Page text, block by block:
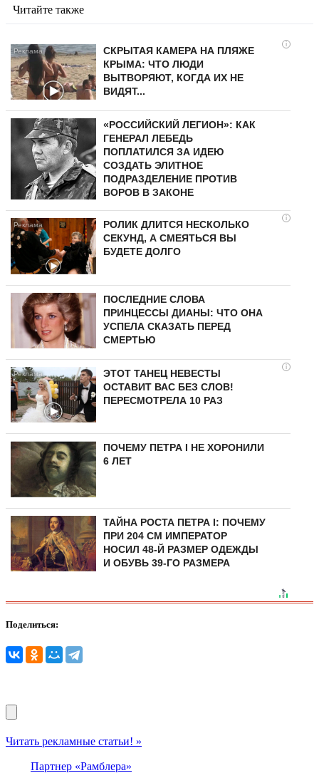
Читайте также
i
СКРЫТАЯ КАМЕРА НА ПЛЯЖЕ
КРЫМА: ЧТО ЛЮДИ
ВЫТВОРЯЮТ, КОГДА ИХ НЕ
ВИДЯТ...
«РОССИЙСКИЙ ЛЕГИОН»: КАК
ГЕНЕРАЛ ЛЕБЕДЬ
ПОПЛАТИЛСЯ ЗА ИДЕЮ
СОЗДАТЬ ЭЛИТНОЕ
ПОДРАЗДЕЛЕНИЕ ПРОТИВ
ВОРОВ В ЗАКОНЕ
i
РОЛИК ДЛИТСЯ НЕСКОЛЬКО
СЕКУНД, А СМЕЯТЬСЯ ВЫ
БУДЕТЕ ДОЛГО
ПОСЛЕДНИЕ СЛОВА
ПРИНЦЕССЫ ДИАНЫ: ЧТО ОНА
УСПЕЛА СКАЗАТЬ ПЕРЕД
СМЕРТЬЮ
i
ЭТОТ ТАНЕЦ НЕВЕСТЫ
ОСТАВИТ ВАС БЕЗ СЛОВ!
ПЕРЕСМОТРЕЛА 10 РАЗ
ПОЧЕМУ ПЕТРА I НЕ ХОРОНИЛИ
6 ЛЕТ
ТАЙНА РОСТА ПЕТРА I: ПОЧЕМУ
ПРИ 204 СМ ИМПЕРАТОР
НОСИЛ 48-Й РАЗМЕР ОДЕЖДЫ
И ОБУВЬ 39-ГО РАЗМЕРА
Поделиться:
Читать рекламные статьи! »
Партнер «Рамблера»